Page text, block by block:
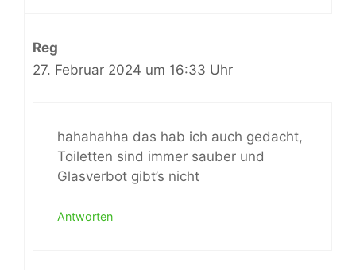
Reg
27. Februar 2024 um 16:33 Uhr
hahahahha das hab ich auch gedacht,
Toiletten sind immer sauber und
Glasverbot gibt’s nicht
Antworten